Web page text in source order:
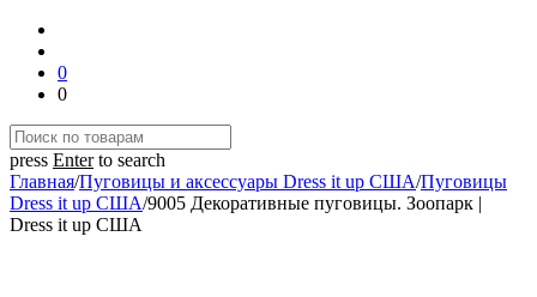
0
0
press Enterto search
Главная/Пуговицы и аксессуары Dress it up США/Пуговицы
Dress it up США/9005 Декоративные пуговицы. Зоопарк |
Dress it up США